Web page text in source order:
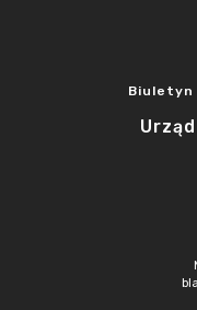
Biuletyn